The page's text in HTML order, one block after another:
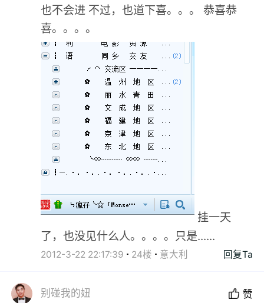
也不会进 不过，也道下喜。。。 恭喜恭
喜。。。。
挂一天
了，也没见什么人。。。。只是......
2012-3-22 22:17:39 24楼 意大利 回复Ta
别碰我的妞 赞